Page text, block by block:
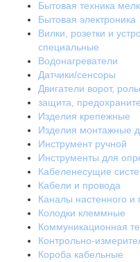
Бытовая техника
Бытовая электроника
Вилки, розетки и
специальные
Водонагреватели
Датчики/сенсоры
Двигатели ворот,
защита,
Изделия крепежные
Изделия монтажные
Инструмент ручной
Инструменты для
Кабеленесущие
Кабели и провода
Каналы настенного и
Колодки клеммные
Коммуникационная
Контрольно-
Короба кабельные